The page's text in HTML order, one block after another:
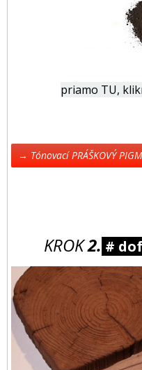
priamo TU,
→ Tónovací PRÁŠKOVÝ
KROK2. #